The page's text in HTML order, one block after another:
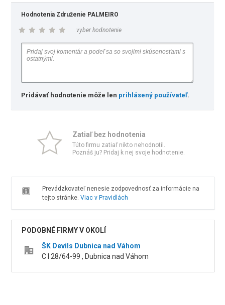
Hodnotenia Združenie PALMEIRO
vyber hodnotenie
Pridávať hodnotenie môže len prihlásený používateľ.
Zatiaľ bez hodnotenia
Túto firmu zatiaľ nikto nehodnotil.
Poznáš ju? Pridaj k nej svoje hodnotenie.
Prevádzkovateľ nenesie zodpovednosť za informácie na
tejto stránke. Viac v Pravidlách
PODOBNÉ FIRMY V OKOLÍ
ŠK Devils Dubnica nad Váhom
C I 28/64-99 , Dubnica nad Váhom